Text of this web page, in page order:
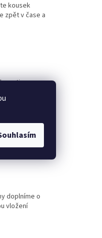
kousek
zpět v čase a
patinou a
je
doplníme o
vložení